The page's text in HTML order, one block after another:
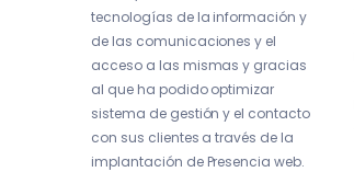
tecnologías de la información y
de las comunicaciones y el
acceso a las mismas y gracias
al que ha podido optimizar
sistema de gestión y el contacto
con sus clientes a través de la
implantación de Presencia web.